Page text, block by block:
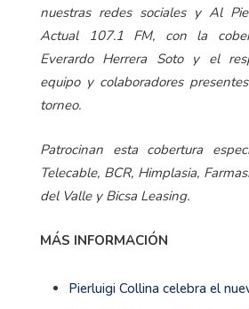
nuestras redes sociales y Al
Actual 107.1 FM, con la
Everardo Herrera Soto y el
equipo y colaboradores
torneo.
Patrocinan esta cobertura
Telecable, BCR, Himplasia,
del Valle y Bicsa Leasing.
MÁS INFORMACIÓN
Pierluigi Collina celebra el